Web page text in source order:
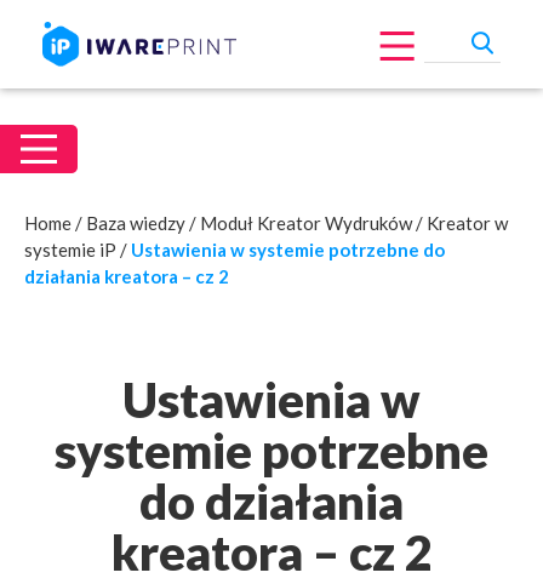
Home/ Baza wiedzy/ Moduł Kreator Wydruków/ Kreator w
systemie iP / Ustawienia w systemie potrzebne do
działania kreatora – cz 2
Ustawienia w
systemie potrzebne
do działania
kreatora – cz 2